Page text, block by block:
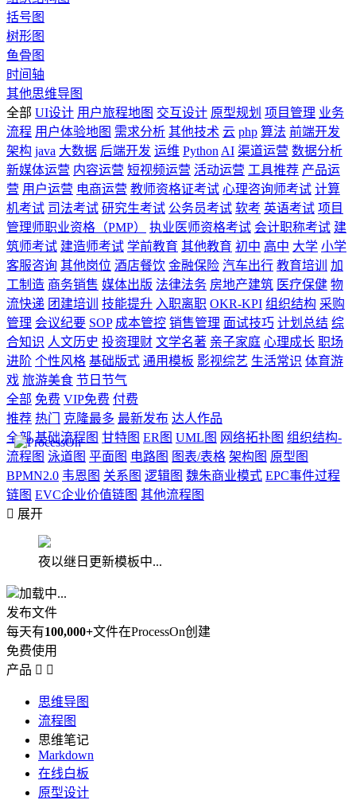
括号图
树形图
鱼骨图
时间轴
其他思维导图
全部 UI设计 用户旅程地图 交互设计 原型规划 项目管理 业务
流程 用户体验地图 需求分析 其他技术 云 php 算法 前端开发
架构 java 大数据 后端开发 运维 Python AI 渠道运营 数据分析
新媒体运营 内容运营 短视频运营 活动运营 工具推荐 产品运
营 用户运营 电商运营 教师资格证考试 心理咨询师考试 计算
机考试 司法考试 研究生考试 公务员考试 软考 英语考试 项目
管理师职业资格（PMP）
执业医师资格考试 会计职称考试 建
筑师考试 建造师考试 学前教育 其他教育 初中 高中 大学 小学
客服咨询 其他岗位 酒店餐饮 金融保险 汽车出行 教育培训
加
工制造 商务销售 媒体出版 法律法务 房地产建筑 医疗保健 物
流快递 团建培训 技能提升 入职离职 OKR-KPI 组织结构 采购
管理 会议纪要 SOP 成本管控 销售管理 面试技巧 计划总结 综
合知识 人文历史 投资理财 文学名著 亲子家庭 心理成长 职场
进阶 个性风格 基础版式 通用模板 影视综艺 生活常识 体育游
戏 旅游美食 节日节气
全部 免费 VIP免费 付费
推荐 热门 克隆最多 最新发布 达人作品
全部 基础流程图 甘特图 ER图 UML图 网络拓扑图 组织结构-
流程图 泳道图 平面图 电路图 图表/表格 架构图 原型图
BPMN2.0 韦恩图 关系图 逻辑图 魏朱商业模式 EPC事件过程
链图 EVC企业价值链图 其他流程图
 展开
夜以继日更新模板中...
加载中...
发布文件
每天有100,000+文件在ProcessOn创建
免费使用
产品  
思维导图
流程图
思维笔记
Markdown
在线白板
原型设计